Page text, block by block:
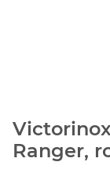
Ranger,